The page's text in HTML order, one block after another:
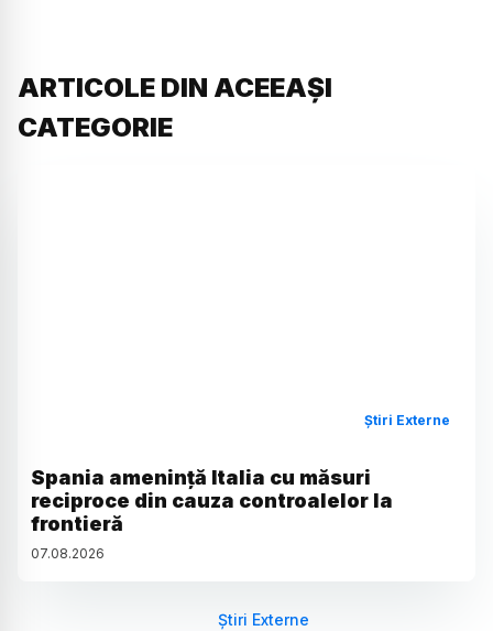
ARTICOLE DIN ACEEAȘI
CATEGORIE
Știri Externe
Spania amenință Italia cu măsuri
reciproce din cauza controalelor la
frontieră
07.08.2026
Știri Externe